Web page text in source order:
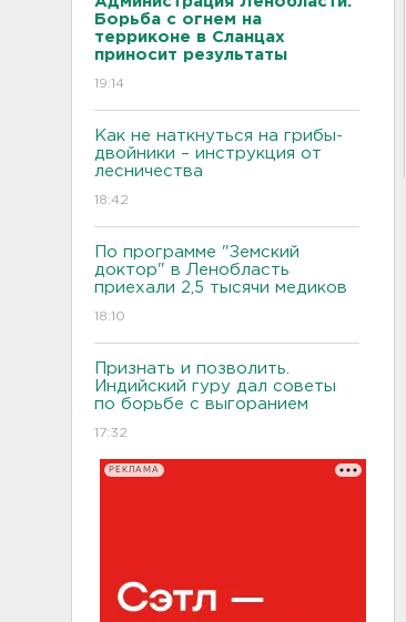
Борьба с огнем на
терриконе в Сланцах
приносит результаты
19:14
Как не наткнуться на грибы-
двойники – инструкция от
лесничества
18:42
По программе "Земский
доктор" в Ленобласть
приехали 2,5 тысячи медиков
18:10
Признать и позволить.
Индийский гуру дал советы
по борьбе с выгоранием
17:32
РЕКЛАМА